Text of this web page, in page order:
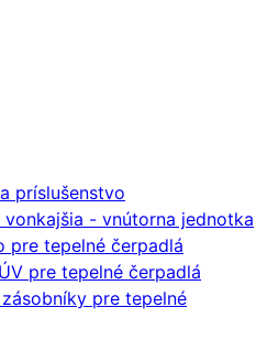
príslušenstvo
vonkajšia - vnútorna jednotka
pre tepelné čerpadlá
pre tepelné čerpadlá
pre tepelné